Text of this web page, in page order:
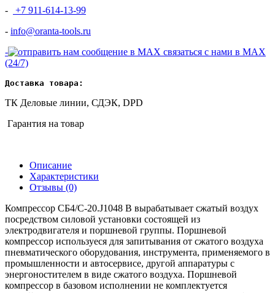
-
+7 911-614-13-99
- info@oranta-tools.ru
-
связаться с нами в MAX
(24/7)
Доставка товара:
ТК Деловые линии, СДЭК, DPD
Гарантия на товар
Описание
Характеристики
Отзывы (0)
Компрессор СБ4/С-20.J1048 В вырабатывает сжатый воздух
посредством силовой установки состоящей из
электродвигателя и поршневой группы. Поршневой
компрессор используеся для запитывания от сжатого воздуха
пневматического оборудования, инструмента, применяемого в
промышленности и автосервисе, другой аппаратуры с
энергоностителем в виде сжатого воздуха. Поршневой
компрессор в базовом исполнении не комплектуется